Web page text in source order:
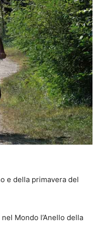
e della primavera del
Mondo l’Anello della